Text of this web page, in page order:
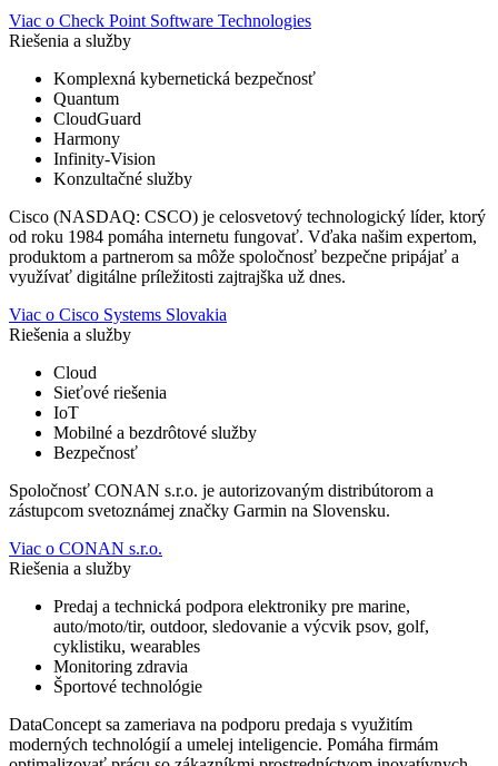
Viac o Check Point Software Technologies
Riešenia a služby
Komplexná kybernetická bezpečnosť
Quantum
CloudGuard
Harmony
Infinity-Vision
Konzultačné služby
Cisco (NASDAQ: CSCO) je celosvetový technologický líder, ktorý
od roku 1984 pomáha internetu fungovať. Vďaka našim expertom,
produktom a partnerom sa môže spoločnosť bezpečne pripájať a
využívať digitálne príležitosti zajtrajška už dnes.
Viac o Cisco Systems Slovakia
Riešenia a služby
Cloud
Sieťové riešenia
IoT
Mobilné a bezdrôtové služby
Bezpečnosť
Spoločnosť CONAN s.r.o. je autorizovaným distribútorom a
zástupcom svetoznámej značky Garmin na Slovensku.
Viac o CONAN s.r.o.
Riešenia a služby
Predaj a technická podpora elektroniky pre marine,
auto/moto/tir, outdoor, sledovanie a výcvik psov, golf,
cyklistiku, wearables
Monitoring zdravia
Športové technológie
DataConcept sa zameriava na podporu predaja s využitím
moderných technológií a umelej inteligencie. Pomáha firmám